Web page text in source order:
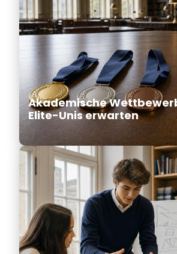
Akademische
Elite-Unis erwarten